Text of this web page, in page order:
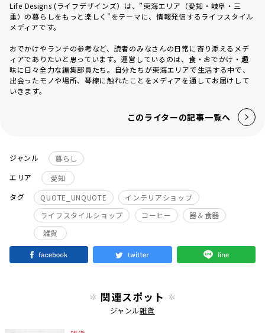
Life Designs (ライフデザインズ）は、”東海エリア（愛知・岐阜・三
重）の暮らしをもっと楽しく”をテーマに、情報発信するライフスタイル
メディアです。
おでかけやランチの参考など、読者のみなさんの日常に寄り添えるメデ
ィアでありたいと思っています。運営しているのは、食・おでかけ・趣
味に日々全力な編集部員たち。自分たちが東海エリアで生活する中で、
出会ったモノや場所、琴線に触れたことをメディアを通してお届けして
いきます。
このライターの記事一覧へ
ジャンル
暮らし
エリア
愛知
タグ
QUOTE_UNQUOTE
インテリアショップ
ライフスタイルショップ
コーヒー
器＆食器
雑貨
関連スポット
ジャンル雑貨